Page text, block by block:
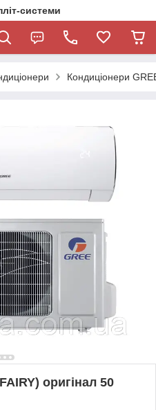
системи
Кондиціонери
оригінал 50